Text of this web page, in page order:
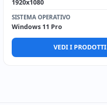
1920x1080
SISTEMA OPERATIVO
Windows 11 Pro
VEDI I PRODOTTI